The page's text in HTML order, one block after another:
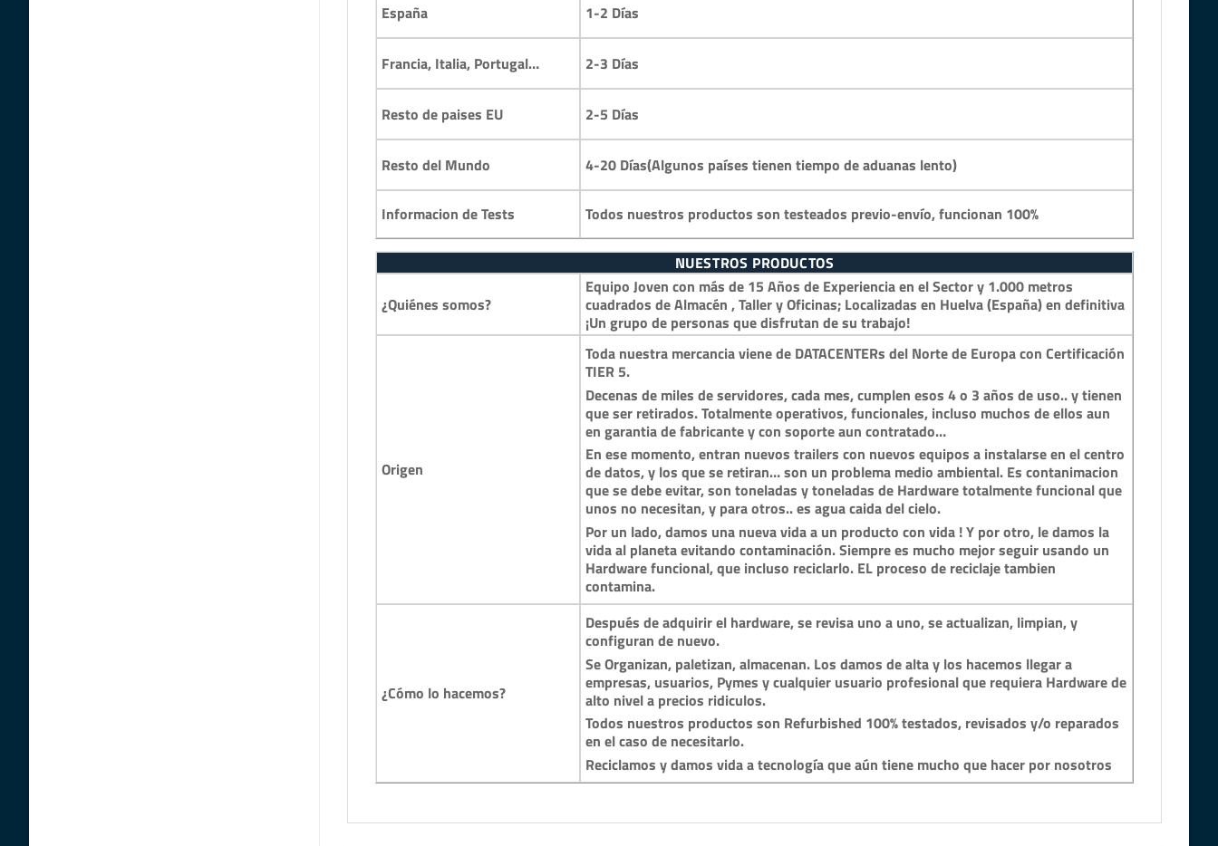
España
1-2 Días
Francia, Italia, Portugal… 2-3 Días
Resto de paises EU 2-5 Días
Resto del Mundo 4-20 Días(Algunos países tienen tiempo de aduanas lento)
Informacion de Tests Todos nuestros productos son testeados previo-envío, funcionan 100%
NUESTROS PRODUCTOS
¿Quiénes somos?
Equipo Joven con más de 15 Años de Experiencia en el Sector y 1.000 metros
cuadrados de Almacén , Taller y Oficinas; Localizadas en Huelva (España) en definitiva
¡Un grupo de personas que disfrutan de su trabajo!
Origen
Toda nuestra mercancia viene de DATACENTERs del Norte de Europa con Certificación
TIER 5.
Decenas de miles de servidores, cada mes, cumplen esos 4 o 3 años de uso.. y tienen
que ser retirados. Totalmente operativos, funcionales, incluso muchos de ellos aun
en garantia de fabricante y con soporte aun contratado…
En ese momento, entran nuevos trailers con nuevos equipos a instalarse en el centro
de datos, y los que se retiran… son un problema medio ambiental. Es contanimacion
que se debe evitar, son toneladas y toneladas de Hardware totalmente funcional que
unos no necesitan, y para otros.. es agua caida del cielo.
Por un lado, damos una nueva vida a un producto con vida ! Y por otro, le damos la
vida al planeta evitando contaminación. Siempre es mucho mejor seguir usando un
Hardware funcional, que incluso reciclarlo. EL proceso de reciclaje tambien
contamina.
¿Cómo lo hacemos?
Después de adquirir el hardware, se revisa uno a uno, se actualizan, limpian, y
configuran de nuevo.
Se Organizan, paletizan, almacenan. Los damos de alta y los hacemos llegar a
empresas, usuarios, Pymes y cualquier usuario profesional que requiera Hardware de
alto nivel a precios ridiculos.
Todos nuestros productos son Refurbished 100% testados, revisados y/o reparados
en el caso de necesitarlo.
Reciclamos y damos vida a tecnología que aún tiene mucho que hacer por nosotros